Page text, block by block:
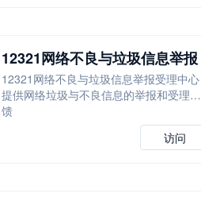
12321网络不良与垃圾信息举报
受理中心
12321网络不良与垃圾信息举报受理中心
提供网络垃圾与不良信息的举报和受理反
馈
访问